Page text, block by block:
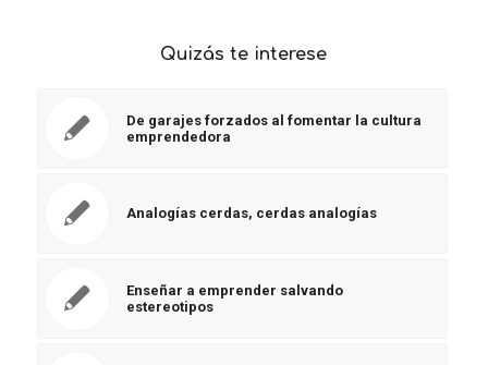
Quizás te interese
De garajes forzados al fomentar la cultura
emprendedora
Analogías cerdas, cerdas analogías
Enseñar a emprender salvando
estereotipos